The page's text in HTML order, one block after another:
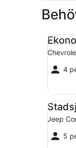
4
Jeep
5